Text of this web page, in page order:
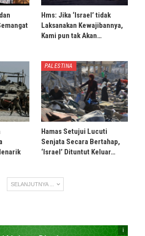
Hms: Jika ‘Israel’ tidak
Laksanakan Kewajibannya,
Kami pun tak Akan…
PALESTINA
Hamas Setujui Lucuti
Senjata Secara Bertahap,
‘Israel’ Dituntut Keluar…
SELANJUTNYA ...